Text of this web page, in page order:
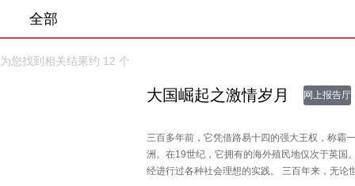
全部
为您找到相关结果约 12 个
大国崛起之激情岁月 网上报告厅
三百多年前，它凭借路易十四的强大王权，称霸
洲。在19世纪，它拥有的海外殖民地仅次于英国
经进行过各种社会理想的实践。 三百年来，无